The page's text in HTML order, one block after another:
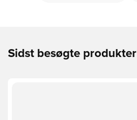
Sidst besøgte produkter